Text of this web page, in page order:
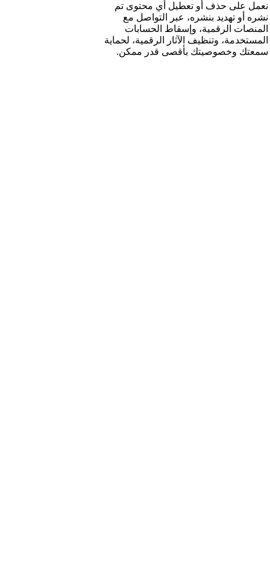
نعمل على حذف أو تعطيل أي محتوى تم
نشره أو تهديد بنشره، عبر التواصل مع
المنصات الرقمية، وإسقاط الحسابات
المستخدمة، وتنظيف الآثار الرقمية، لحماية
سمعتك وخصوصيتك بأقصى قدر ممكن.